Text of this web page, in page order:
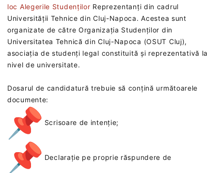
loc Alegerile Studenților Reprezentanți din cadrul
Universității Tehnice din Cluj-Napoca. Acestea sunt
organizate de către Organizația Studenților din
Universitatea Tehnică din Cluj-Napoca (OSUT Cluj),
asociația de studenți legal constituită și reprezentativă la
nivel de universitate.
Dosarul de candidatură trebuie să conțină următoarele
documente:
Scrisoare de intenție;
Declarație pe proprie răspundere de